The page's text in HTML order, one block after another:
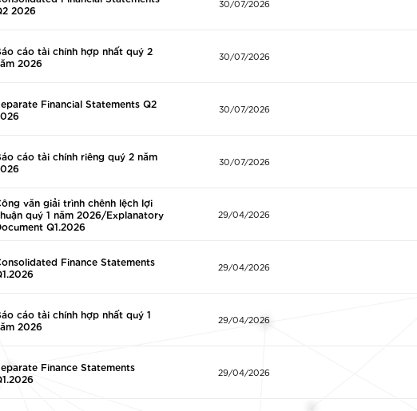
2026
30/07/2026
cáo tài chính hợp nhất quý 2
2026
30/07/2026
Financial Statements Q2
30/07/2026
cáo tài chính riêng quý 2 năm
30/07/2026
văn giải trình chênh lệch lợi
quý 1 năm 2026/Explanatory
Q1.2026
29/04/2026
Finance Statements
29/04/2026
cáo tài chính hợp nhất quý 1
2026
29/04/2026
Finance Statements
29/04/2026